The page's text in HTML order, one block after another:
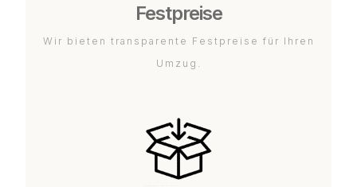
Festpreise
Wir bieten transparente Festpreise für Ihren
Umzug.